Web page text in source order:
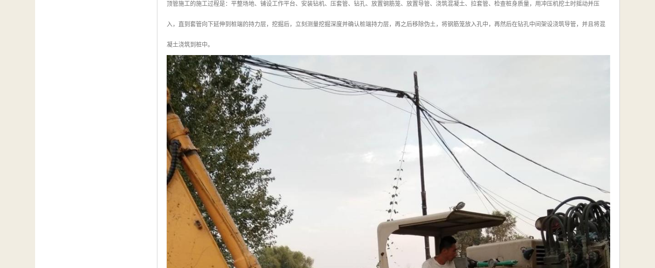
顶管施工的施工过程是：平整场地、铺设工作平台、安装钻机、压套管、钻孔、放置钢筋笼、放置导管、浇筑混凝土、拉套管、检查桩身质量，用冲压机挖土时摇动并压
入，直到套管向下延伸到桩端的持力层，挖掘后，立刻测量挖掘深度并确认桩端持力层，再之后移除伪土，将钢筋笼放入孔中，再然后在钻孔中间架设浇筑导管，并且将混
凝土浇筑到桩中。